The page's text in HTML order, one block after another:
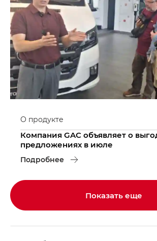
О продукте
Компания GAC объявляет о
предложениях в июле
Подробнее
Показать еще